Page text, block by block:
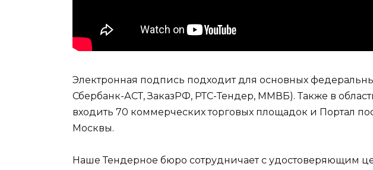
Электронная подпись подходит для основных
Сбербанк-АСТ, ЗаказРФ, РТС-Тендер, ММВБ). Также в
входить 70 коммерческих торговых площадок и Портал
Москвы.
Наше Тендерное бюро сотрудничает с удостоверяющим